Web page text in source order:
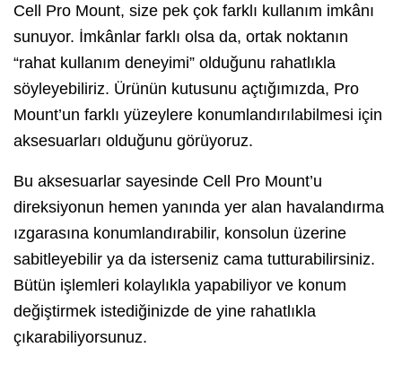
Cell Pro Mount, size pek çok farklı kullanım imkânı
sunuyor. İmkânlar farklı olsa da, ortak noktanın
“rahat kullanım deneyimi” olduğunu rahatlıkla
söyleyebiliriz. Ürünün kutusunu açtığımızda, Pro
Mount’un farklı yüzeylere konumlandırılabilmesi için
aksesuarları olduğunu görüyoruz.
Bu aksesuarlar sayesinde Cell Pro Mount’u
direksiyonun hemen yanında yer alan havalandırma
ızgarasına konumlandırabilir, konsolun üzerine
sabitleyebilir ya da isterseniz cama tutturabilirsiniz.
Bütün işlemleri kolaylıkla yapabiliyor ve konum
değiştirmek istediğinizde de yine rahatlıkla
çıkarabiliyorsunuz.